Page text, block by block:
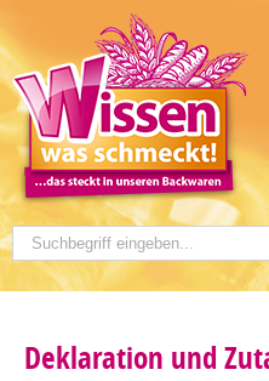
Deklaration und